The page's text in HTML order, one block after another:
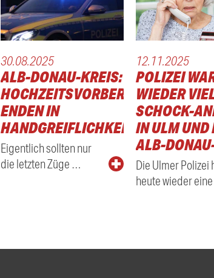
30.08.2025
ALB-DONAU-KREIS:
HOCHZEITSVORBEREITEN
ENDEN IN
HANDGREIFLICHKEITEN
Eigentlich sollten nur
die letzten Züge …
12.11.2025
POLIZEI
WIEDER
SCHOCK-
IN ULM UND
ALB-
Die Ulmer Polizei
heute wieder